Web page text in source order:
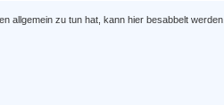
allgemein zu tun hat, kann hier besabbelt werden.